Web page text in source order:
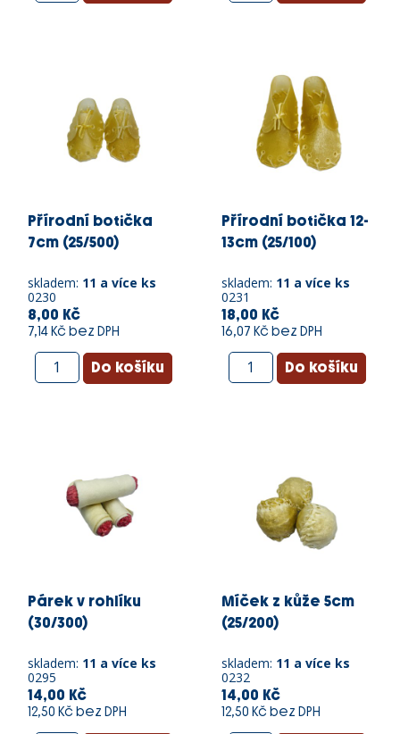
Přírodní botička
7cm (25/500)
skladem: 11 a více ks
0230
8,00 Kč
7,14 Kč bez DPH
Přírodní botička 12-
13cm (25/100)
skladem: 11 a více ks
0231
18,00 Kč
16,07 Kč bez DPH
Párek v rohlíku
(30/300)
skladem: 11 a více ks
0295
14,00 Kč
12,50 Kč bez DPH
Míček z kůže 5cm
(25/200)
skladem: 11 a více ks
0232
14,00 Kč
12,50 Kč bez DPH